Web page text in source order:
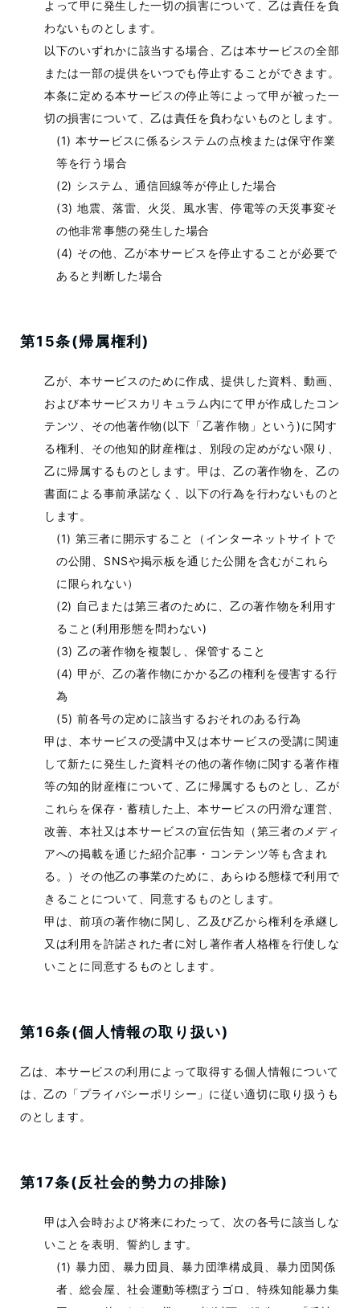
よって甲に発生した一切の損害について、乙は責任を負
わないものとします。
以下のいずれかに該当する場合、乙は本サービスの全部
または一部の提供をいつでも停止することができます。
本条に定める本サービスの停止等によって甲が被った一
切の損害について、乙は責任を負わないものとします。
本サービスに係るシステムの点検または保守作業
等を行う場合
システム、通信回線等が停止した場合
地震、落雷、火災、風水害、停電等の天災事変そ
の他非常事態の発生した場合
その他、乙が本サービスを停止することが必要で
あると判断した場合
第15条(帰属権利)
乙が、本サービスのために作成、提供した資料、動画、
および本サービスカリキュラム内にて甲が作成したコン
テンツ、その他著作物(以下「乙著作物」という)に関す
る権利、その他知的財産権は、別段の定めがない限り、
乙に帰属するものとします。甲は、乙の著作物を、乙の
書面による事前承諾なく、以下の行為を行わないものと
します。
第三者に開示すること（インターネットサイトで
の公開、SNSや掲示板を通じた公開を含むがこれら
に限られない）
自己または第三者のために、乙の著作物を利用す
ること(利用形態を問わない)
乙の著作物を複製し、保管すること
甲が、乙の著作物にかかる乙の権利を侵害する行
為
前各号の定めに該当するおそれのある行為
甲は、本サービスの受講中又は本サービスの受講に関連
して新たに発生した資料その他の著作物に関する著作権
等の知的財産権について、乙に帰属するものとし、乙が
これらを保存・蓄積した上、本サービスの円滑な運営、
改善、本社又は本サービスの宣伝告知（第三者のメディ
アへの掲載を通じた紹介記事・コンテンツ等も含まれ
る。）その他乙の事業のために、あらゆる態様で利用で
きることについて、同意するものとします。
甲は、前項の著作物に関し、乙及び乙から権利を承継し
又は利用を許諾された者に対し著作者人格権を行使しな
いことに同意するものとします。
第16条(個人情報の取り扱い)
乙は、本サービスの利用によって取得する個人情報について
は、乙の「プライバシーポリシー」に従い適切に取り扱うも
のとします。
第17条(反社会的勢力の排除)
甲は入会時および将来にわたって、次の各号に該当しな
いことを表明、誓約します。
暴力団、暴力団員、暴力団準構成員、暴力団関係
者、総会屋、社会運動等標ぼうゴロ、特殊知能暴力集